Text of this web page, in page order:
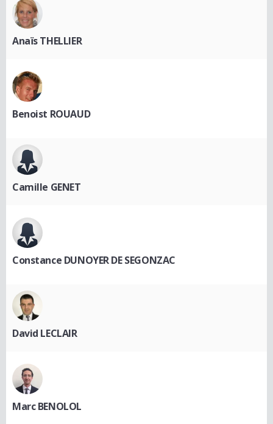
Anaïs THELLIER
Benoist ROUAUD
Camille GENET
Constance DUNOYER DE SEGONZAC
David LECLAIR
Marc BENOLOL